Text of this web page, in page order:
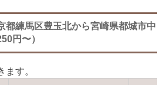
都練馬区豊玉北から宮崎県都城市中
円〜）